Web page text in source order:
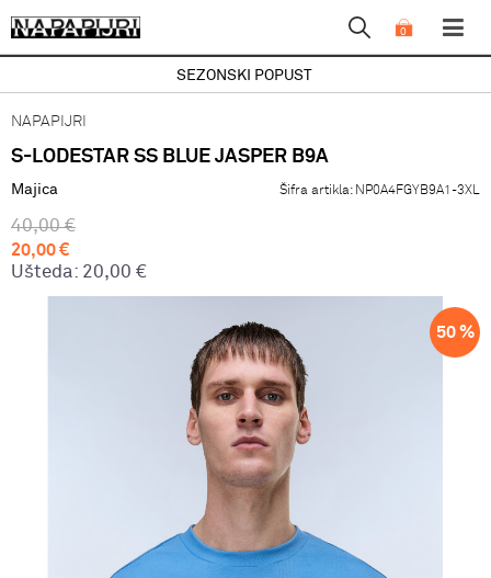
0
SEZONSKI POPUST
NAPAPIJRI
S-LODESTAR SS BLUE JASPER B9A
Majica Šifra artikla: NP0A4FGYB9A1-3XL
40,00 €
20,00€
Ušteda: 20,00 €
50 %